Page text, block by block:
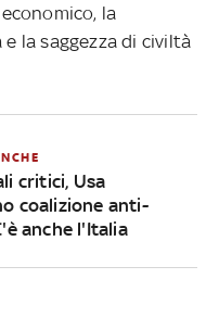
la
la saggezza di civiltà
critici, Usa
coalizione anti-
anche l'Italia